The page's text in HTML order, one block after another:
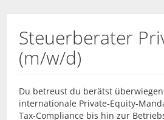
Steuerberater
(m/w/d)
Du betreust du berätst
internationale Private-Equity-
Tax-Compliance bis hin zur